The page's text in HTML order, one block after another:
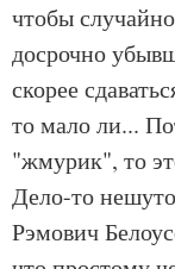
чтобы
досрочно
скорее
то мало ли...
"жмурик", то
Дело-то
Рэмович